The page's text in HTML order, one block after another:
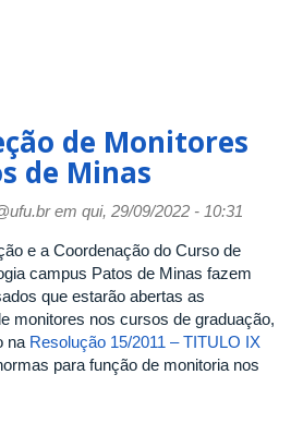
de Monitores
de Minas
em qui, 29/09/2022 - 10:31
e a Coordenação do Curso de
campus Patos de Minas fazem
que estarão abertas as
monitores nos cursos de graduação,
na Resolução 15/2011 – TITULO IX
para função de monitoria nos